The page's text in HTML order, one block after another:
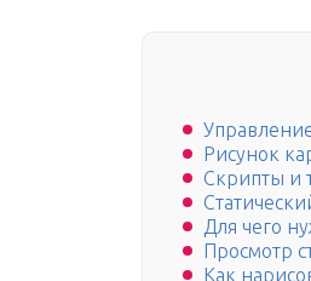
Рисунок
Скрипты и
Для чего
Просмотр
Как